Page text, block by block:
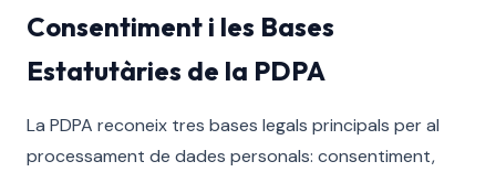
Consentiment i les Bases
Estatutàries de la PDPA
La PDPA reconeix tres bases legals principals per al
processament de dades personals: consentiment,